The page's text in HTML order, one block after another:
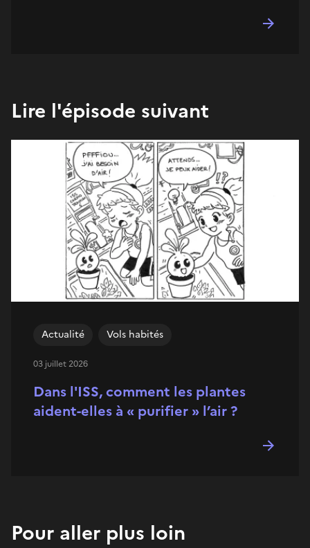
Lire l'épisode suivant
Dans l'ISS, comment les plantes
aident-elles à « purifier » l’air ?
Actualité Vols habités
03 juillet 2026
Pour aller plus loin